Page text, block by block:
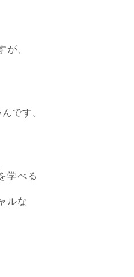
が、
です。
学べる
ルな